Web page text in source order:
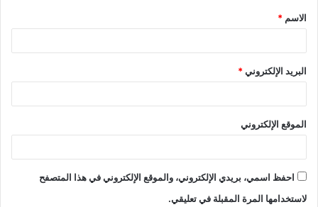
الاسم *
البريد الإلكتروني*
الموقع الإلكتروني
احفظ اسمي، بريدي الإلكتروني، والموقع الإلكتروني في هذا المتصفح
لاستخدامها المرة المقبلة في تعليقي.